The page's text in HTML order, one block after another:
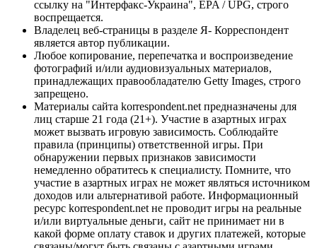
ссылку на "Интерфакс-Украина", EPA / UPG, строго
воспрещается.
Владелец веб-страницы в разделе Я- Корреспондент
является автор публикации.
Любое копирование, перепечатка и воспроизведение
фотографий и/или аудиовизуальных материалов,
принадлежащих правообладателю Getty Images, строго
запрещено.
Материалы сайта korrespondent.net предназначены для
лиц старше 21 года (21+). Участие в азартных играх
может вызвать игровую зависимость. Соблюдайте
правила (принципы) ответственной игры. При
обнаружении первых признаков зависимости
немедленно обратитесь к специалисту. Помните, что
участие в азартных играх не может являться источником
доходов или альтернативой работе. Информационный
ресурс korrespondent.net не проводит игры на реальные
и/или виртуальные деньги, сайт не принимает ни в
какой форме оплату ставок и других платежей, которые